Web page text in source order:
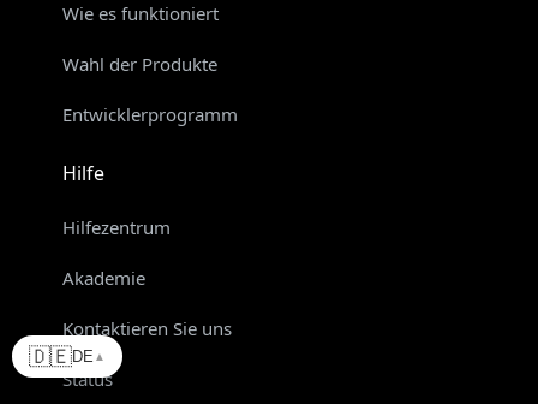
Wie es funktioniert
Wahl der Produkte
Entwicklerprogramm
Hilfe
Hilfezentrum
Akademie
Kontaktieren Sie uns
Status
🇩🇪DE ▲